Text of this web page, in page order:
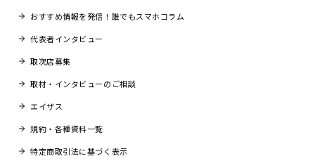
おすすめ情報を発信！誰でもスマホコラム
代表者インタビュー
取次店募集
取材・インタビューのご相談
エイザス
規約・各種資料一覧
特定商取引法に基づく表示